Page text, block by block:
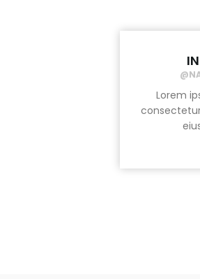
Imperdiet a in a magna
scelerisque purus netus
adipiscing suspendisse netus
Lorem